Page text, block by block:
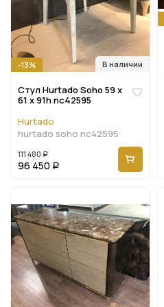
В наличии
-13%
Стул Hurtado Soho 59 x
61 x 91h nc42595
Hurtado
hurtado soho nc42595
111 480 Р
96 450 Р